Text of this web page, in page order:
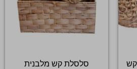
קש סלסלת קש מלבנית